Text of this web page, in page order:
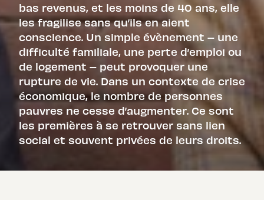
bas revenus, et les moins de 40 ans, elle
les fragilise sans qu’ils en aient
conscience. Un simple évènement – une
difficulté familiale, une perte d’emploi ou
de logement – peut provoquer une
rupture de vie. Dans un contexte de crise
économique, le nombre de personnes
pauvres ne cesse d’augmenter. Ce sont
les premières à se retrouver sans lien
social et souvent privées de leurs droits.